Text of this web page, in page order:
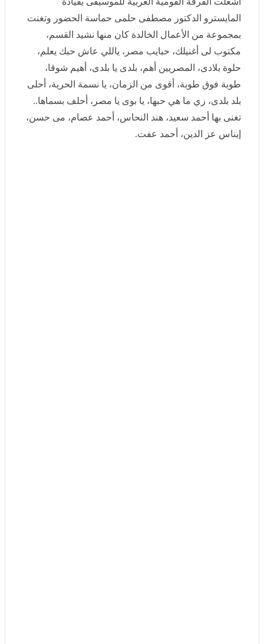
الأعمال الخالدة كان منها نشيد القسم، مكتوب لى أغنيلك،
حبايب مصر، ياللي عاش حبك يعلم، حلوة بلادى، المصريين
أهم، بلدى يا بلدى، أهيم شوقا، طوبة فوق طوبة، أقوى من
الزمان، يا نسمة الحرية، أحلى بلد بلدى، زي ما هي حبها، یا
بوی یا مصر، أحلف بسماها.. تغنى بها أحمد سعيد، هند
النحاس، أحمد عصام، مى حسن، إيناس عز الدين، أحمد
عفت.